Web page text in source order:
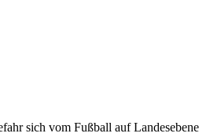
sich vom Fußball auf